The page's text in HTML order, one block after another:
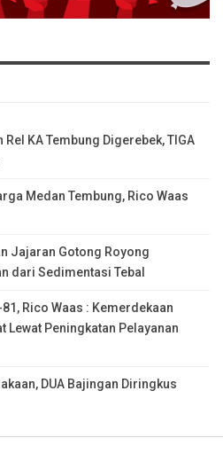
KA Tembung Digerebek, TIGA
Medan Tembung, Rico Waas
Jajaran Gotong Royong
dari Sedimentasi Tebal
Rico Waas : Kemerdekaan
Lewat Peningkatan Pelayanan
DUA Bajingan Diringkus